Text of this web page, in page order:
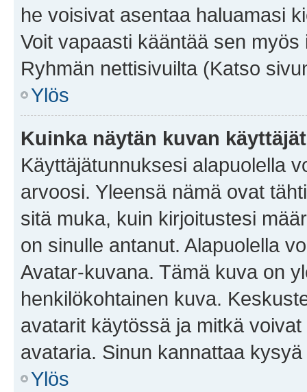
he voisivat asentaa haluamasi
Voit vapaasti kääntää sen
Ryhmän nettisivuilta (Katso
Ylös
Kuinka näytän kuvan
Käyttäjätunnuksesi alapuolella
arvoosi. Yleensä nämä ovat
sitä muka, kuin kirjoitustesi
on sinulle antanut. Alapuolella
Avatar-kuvana. Tämä kuva on
henkilökohtainen kuva.
avatarit käytössä ja mitkä
avataria. Sinun kannattaa
Ylös